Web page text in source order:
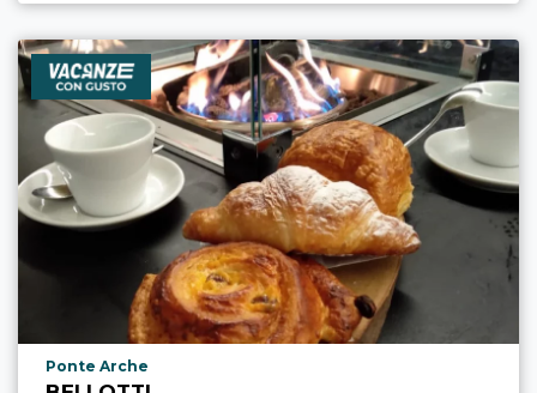
Località punto di interesse
Ponte Arche